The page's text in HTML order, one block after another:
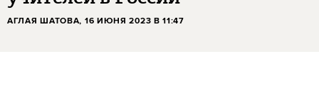
АГЛАЯ ШАТОВА, 16 ИЮНЯ 2023 В 11:47